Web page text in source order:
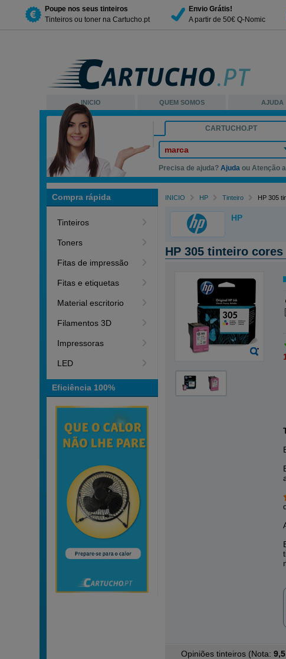
Poupe nos seus tinteiros
Tinteiros ou toner na Cartucho.pt
Envio Grátis!
A partir de 50€ Q-Nomic
INICIO QUEM SOMOS AJUDA
CARTUCHO.PT
marca
Precisa de ajuda?Ajuda ou Atenção
Compra rápida
Tinteiros
Toners
Fitas de impressão
Fitas e etiquetas
Material escritorio
Filamentos 3D
Impressoras
LED
Eficiência 100%
INICIO HP Tinteiro HP 305
HP
HP 305 tinteiro cores
Opiniões tinteiros (Nota:9,5